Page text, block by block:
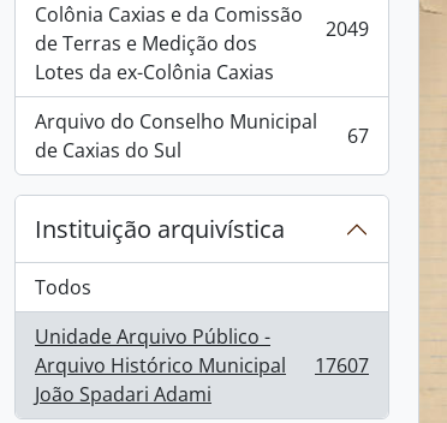
Colônia Caxias e da Comissão
de Terras e Medição dos
Lotes da ex-Colônia Caxias
, 2049 resultados 2049
Arquivo do Conselho Municipal
de Caxias do Sul
, 67 resultados 67
Instituição arquivística
Todos
Unidade Arquivo Público -
Arquivo Histórico Municipal
João Spadari Adami
, 17607 resultados 17607